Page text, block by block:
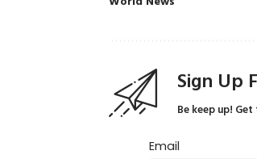
Sign Up
Be keep up!
Email